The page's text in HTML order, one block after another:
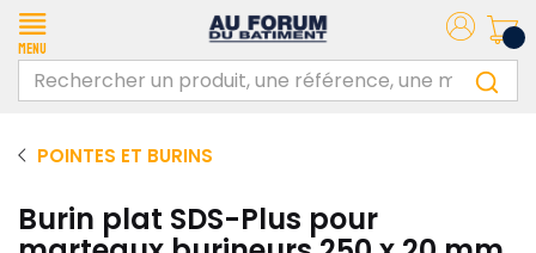
Menu
POINTES ET BURINS
Burin plat SDS-Plus pour